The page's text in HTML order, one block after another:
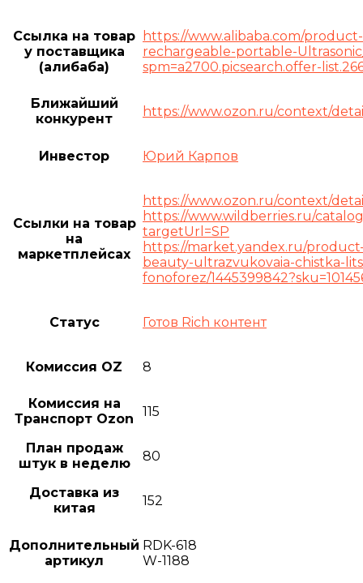
Ссылка на товар
у поставщика
(алибаба)
https://www.alibaba.com/
rechargeable-portable-
spm=a2700.picsearch.offer-
Ближайший
конкурент
https://www.ozon.ru/context/
Инвестор Юрий Карпов
Ссылки на товар
на
маркетплейсах
https://www.ozon.ru/context/
https://www.wildberries.ru/
targetUrl=SP
https://market.yandex.ru/
beauty-ultrazvukovaia-chistka-
fonoforez/
Статус Готов Rich контент
Комиссия OZ 8
Комиссия на
Транспорт Ozon
115
План продаж
штук в неделю
80
Доставка из
китая
152
Дополнительный
артикул
RDK-618
W-1188